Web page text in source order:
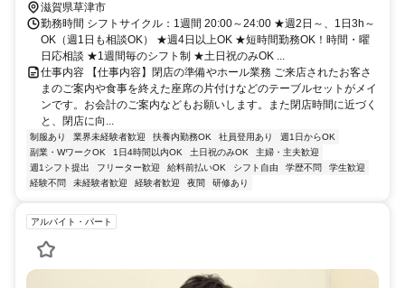
滋賀県草津市
勤務時間 シフトサイクル：1週間 20:00～24:00 ★週2日～、1日3h～
OK（週1日も相談OK） ★週4日以上OK ★短時間勤務OK！時間・曜
日応相談 ★1週間毎のシフト制 ★土日祝のみOK ...
仕事内容 【仕事内容】閉店の準備やホール業務 ご来店されたお客さ
まのご案内や食事を終えた座席の片付けなどのテーブルセットがメイ
ンです。お会計のご案内などもお願いします。また閉店時間に近づく
と、閉店に向...
制服あり 業界未経験者歓迎 扶養内勤務OK 社員登用あり
週1日からOK
副業・WワークOK
1日4時間以内OK 土日祝のみOK
主婦・主夫歓迎
週1シフト提出
フリーター歓迎 給料前払いOK シフト自由 学歴不問
学生歓迎
経験不問
未経験者歓迎 経験者歓迎 夜間 研修あり
アルバイト・パート